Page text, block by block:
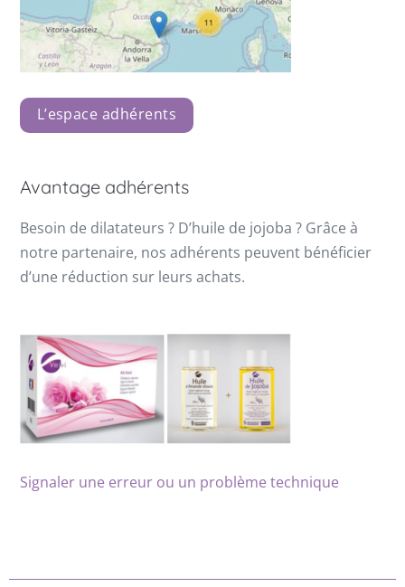
L’espace adhérents
Avantage adhérents
Besoin de dilatateurs ? D’huile de jojoba ? Grâce à
notre partenaire, nos adhérents peuvent bénéficier
d’une réduction sur leurs achats.
Signaler une erreur ou un problème technique